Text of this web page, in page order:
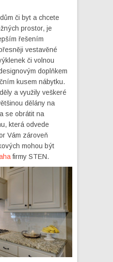
či byt a chcete
prostor, je
řešením
vestavěné
či volnou
doplňkem
kusem nábytku.
a využily veškeré
dělány na
se obrátit na
která odvede
Vám zároveň
mohou být
firmy STEN.